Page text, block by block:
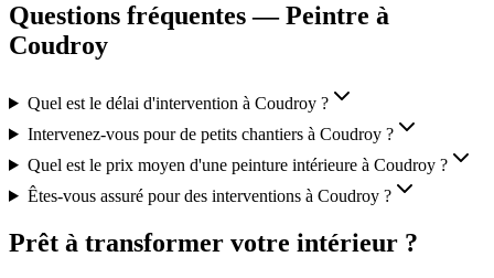
Questions fréquentes — Peintre à
Coudroy
Quel est le délai d'intervention à Coudroy ?
Intervenez-vous pour de petits chantiers à Coudroy ?
Quel est le prix moyen d'une peinture intérieure à Coudroy ?
Êtes-vous assuré pour des interventions à Coudroy ?
Prêt à transformer votre intérieur ?